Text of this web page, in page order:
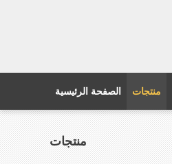
الصفحة الرئيسية منتجات
منتجات